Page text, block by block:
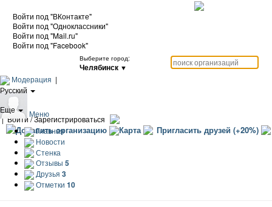
Войти под "ВКонтакте"
Войти под "Одноклассники"
Войти под "Mail.ru"
Войти под "Facebook"
Выберите город:
Челябинск ▼
Модерация |
Русский
Еще
| Войти / Зарегистрироваться
Добавить организацию Карта Пригласить друзей (+20%)
Меню
Главная
Новости
Стенка
Отзывы 5
Друзья 3
Отметки 10